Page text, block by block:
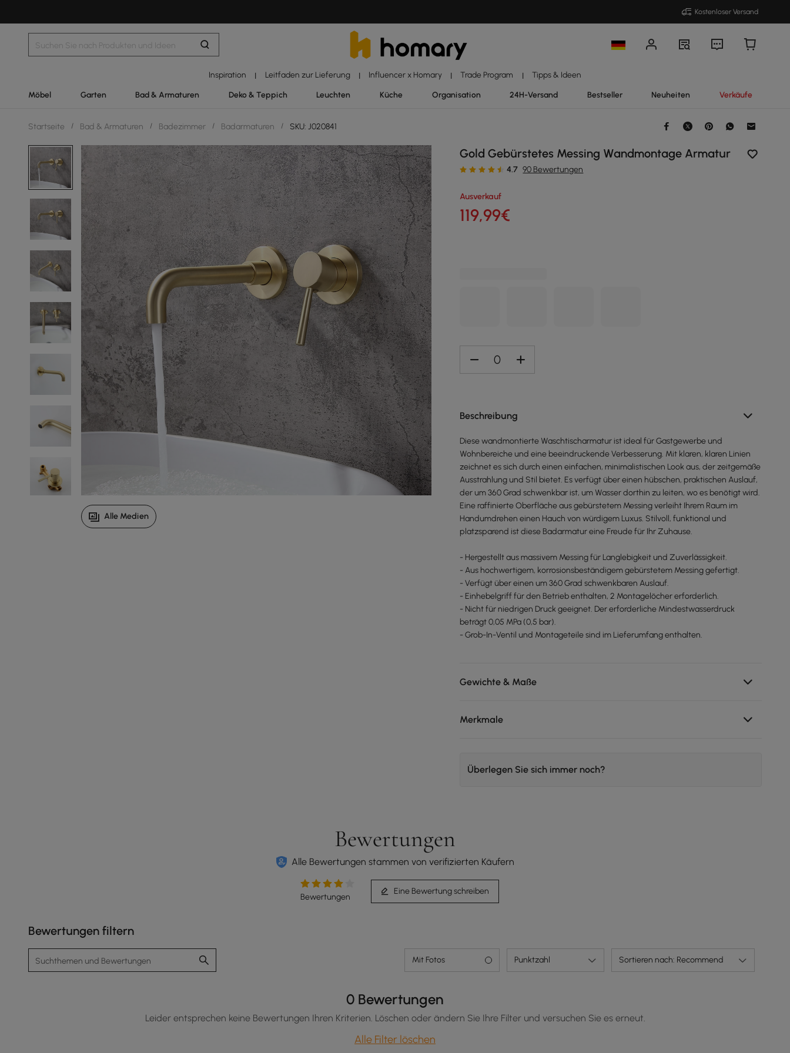
Kostenloser Versand
Inspiration | Leitfaden zur Lieferung | Influencer x Homary | Trade Program | Tipps & Ideen
Möbel Garten Bad & Armaturen Deko & Teppich Leuchten Küche Organisation 24H-Versand Bestseller Neuheiten Verkäufe
Startseite / Bad & Armaturen / Badezimmer / Badarmaturen / SKU: J020841
Gold Gebürstetes Messing Wandmontage Armatur
4.7 90 Bewertungen
Ausverkauf
119,99€
Beschreibung
Diese wandmontierte Waschtischarmatur ist ideal für Gastgewerbe und
Wohnbereiche und eine beeindruckende Verbesserung. Mit klaren, klaren Linien
zeichnet es sich durch einen einfachen, minimalistischen Look aus, der zeitgemäße
Ausstrahlung und Stil bietet. Es verfügt über einen hübschen, praktischen Auslauf,
der um 360 Grad schwenkbar ist, um Wasser dorthin zu leiten, wo es benötigt wird.
Eine raffinierte Oberfläche aus gebürstetem Messing verleiht Ihrem Raum im
Handumdrehen einen Hauch von würdigem Luxus. Stilvoll, funktional und
platzsparend ist diese Badarmatur eine Freude für Ihr Zuhause.
- Hergestellt aus massivem Messing für Langlebigkeit und Zuverlässigkeit.
- Aus hochwertigem, korrosionsbeständigem gebürstetem Messing gefertigt.
- Verfügt über einen um 360 Grad schwenkbaren Auslauf.
- Einhebelgriff für den Betrieb enthalten, 2 Montagelöcher erforderlich.
- Nicht für niedrigen Druck geeignet. Der erforderliche Mindestwasserdruck
beträgt 0,05 MPa (0,5 bar).
- Grob-In-Ventil und Montageteile sind im Lieferumfang enthalten.
Gewichte & Maße
Merkmale
Überlegen Sie sich immer noch?
Alle Medien
Bewertungen
Alle Bewertungen stammen von verifizierten Käufern
Bewertungen
Eine Bewertung schreiben
Bewertungen filtern
Mit Fotos Punktzahl Sortieren nach: Recommend
0 Bewertungen
Leider entsprechen keine Bewertungen Ihren Kriterien. Löschen oder ändern Sie Ihre Filter und versuchen Sie es erneut.
Alle Filter löschen